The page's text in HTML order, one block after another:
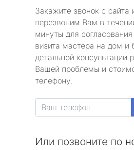
Закажите звонок с сайта
перезвоним Вам в
минуты для
визита мастера на дом и
детальной консультации
Вашей проблемы и
телефону.
Или позвоните по